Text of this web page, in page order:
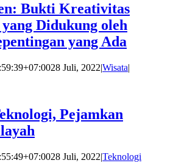
Bukti Kreativitas
yang Didukung oleh
yang Ada
28 Juli, 2022|Wisata|
Pejamkan
28 Juli, 2022|Teknologi